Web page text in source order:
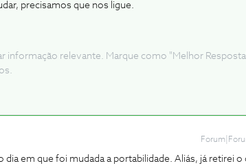
precisamos que nos ligue.
informação relevante. Marque como "Melhor
dia em que foi mudada a portabilidade. Aliás, já retirei o